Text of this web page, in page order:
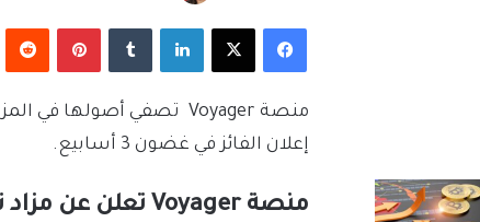
إلكترونيا
فيسبوك ‫X لينكدإن بينتيريست
إعلان الفائز في غضون 3 أسابيع.
منصة Voyager تعلن عن مزاد تصفية أصولها